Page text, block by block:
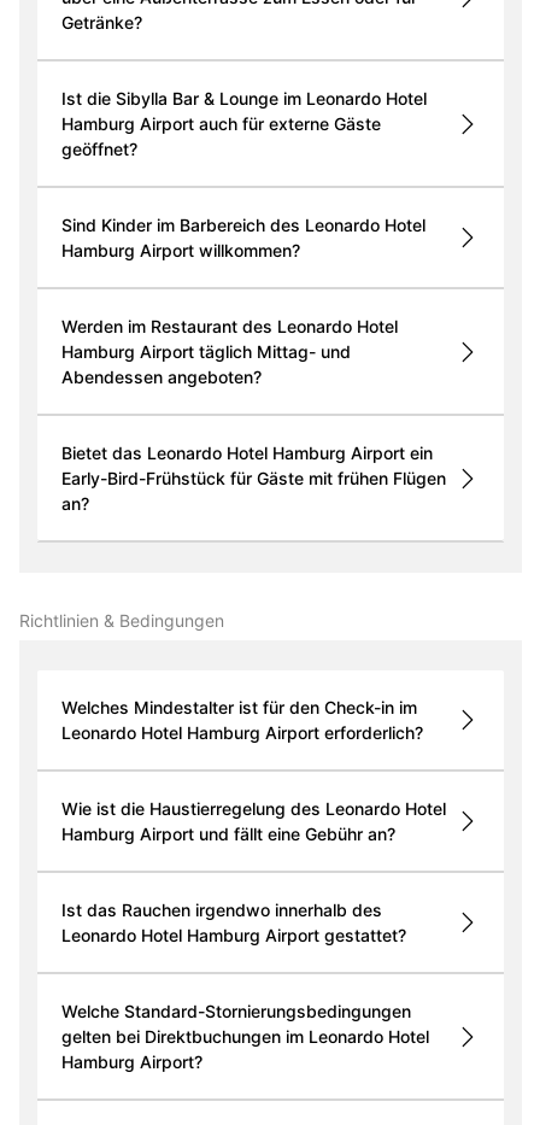
Getränke?
Ist die Sibylla Bar & Lounge im Leonardo Hotel
Hamburg Airport auch für externe Gäste
geöffnet?
Sind Kinder im Barbereich des Leonardo Hotel
Hamburg Airport willkommen?
Werden im Restaurant des Leonardo Hotel
Hamburg Airport täglich Mittag- und
Abendessen angeboten?
Bietet das Leonardo Hotel Hamburg Airport ein
Early-Bird-Frühstück für Gäste mit frühen Flügen
an?
Richtlinien & Bedingungen
Welches Mindestalter ist für den Check-in im
Leonardo Hotel Hamburg Airport erforderlich?
Wie ist die Haustierregelung des Leonardo Hotel
Hamburg Airport und fällt eine Gebühr an?
Ist das Rauchen irgendwo innerhalb des
Leonardo Hotel Hamburg Airport gestattet?
Welche Standard-Stornierungsbedingungen
gelten bei Direktbuchungen im Leonardo Hotel
Hamburg Airport?